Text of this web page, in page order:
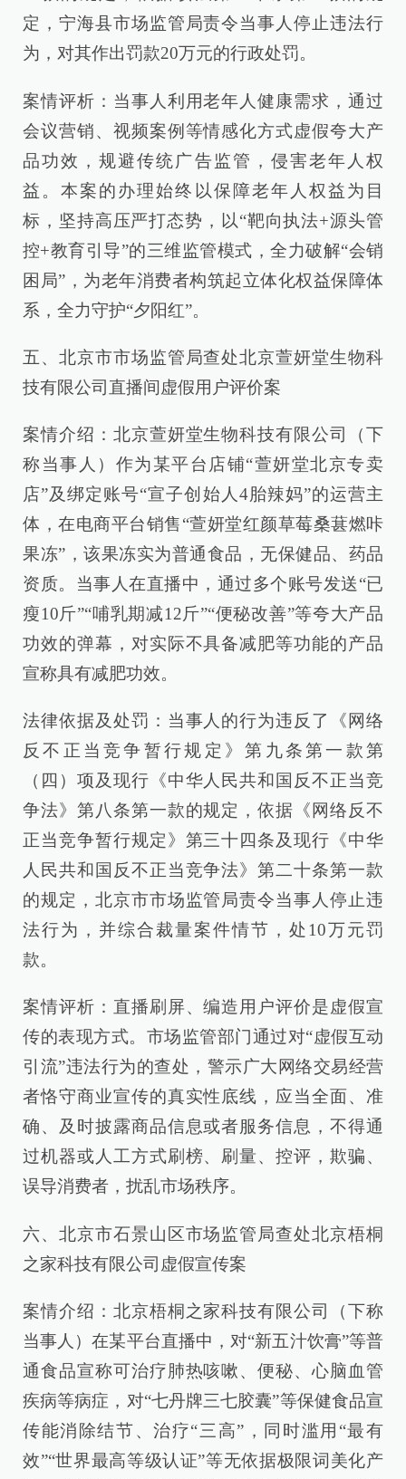
定，宁海县市场监管局责令当事人停止违法行
为，对其作出罚款20万元的行政处罚。
案情评析：当事人利用老年人健康需求，通过
会议营销、视频案例等情感化方式虚假夸大产
品功效，规避传统广告监管，侵害老年人权
益。本案的办理始终以保障老年人权益为目
标，坚持高压严打态势，以“靶向执法+源头管
控+教育引导”的三维监管模式，全力破解“会销
困局”，为老年消费者构筑起立体化权益保障体
系，全力守护“夕阳红”。
五、北京市市场监管局查处北京萱妍堂生物科
技有限公司直播间虚假用户评价案
案情介绍：北京萱妍堂生物科技有限公司（下
称当事人）作为某平台店铺“萱妍堂北京专卖
店”及绑定账号“宣子创始人4胎辣妈”的运营主
体，在电商平台销售“萱妍堂红颜草莓桑葚燃咔
果冻”，该果冻实为普通食品，无保健品、药品
资质。当事人在直播中，通过多个账号发送“已
瘦10斤”“哺乳期减12斤”“便秘改善”等夸大产品
功效的弹幕，对实际不具备减肥等功能的产品
宣称具有减肥功效。
法律依据及处罚：当事人的行为违反了《网络
反不正当竞争暂行规定》第九条第一款第
（四）项及现行《中华人民共和国反不正当竞
争法》第八条第一款的规定，依据《网络反不
正当竞争暂行规定》第三十四条及现行《中华
人民共和国反不正当竞争法》第二十条第一款
的规定，北京市市场监管局责令当事人停止违
法行为，并综合裁量案件情节，处10万元罚
款。
案情评析：直播刷屏、编造用户评价是虚假宣
传的表现方式。市场监管部门通过对“虚假互动
引流”违法行为的查处，警示广大网络交易经营
者恪守商业宣传的真实性底线，应当全面、准
确、及时披露商品信息或者服务信息，不得通
过机器或人工方式刷榜、刷量、控评，欺骗、
误导消费者，扰乱市场秩序。
六、北京市石景山区市场监管局查处北京梧桐
之家科技有限公司虚假宣传案
案情介绍：北京梧桐之家科技有限公司（下称
当事人）在某平台直播中，对“新五汁饮膏”等普
通食品宣称可治疗肺热咳嗽、便秘、心脑血管
疾病等病症，对“七丹牌三七胶囊”等保健食品宣
传能消除结节、治疗“三高”，同时滥用“最有
效”“世界最高等级认证”等无依据极限词美化产